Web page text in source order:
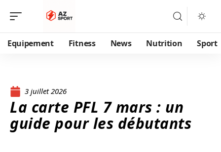
Equipement Fitness News Nutrition Sport
3 juillet 2026
La carte PFL 7 mars : un
guide pour les débutants